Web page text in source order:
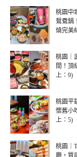
桃園中
鴛鴦鍋
燒完美
桃園｜
間！頂
上：9)
桃園平
懷舊小
上：5)
桃園｜
廳，質